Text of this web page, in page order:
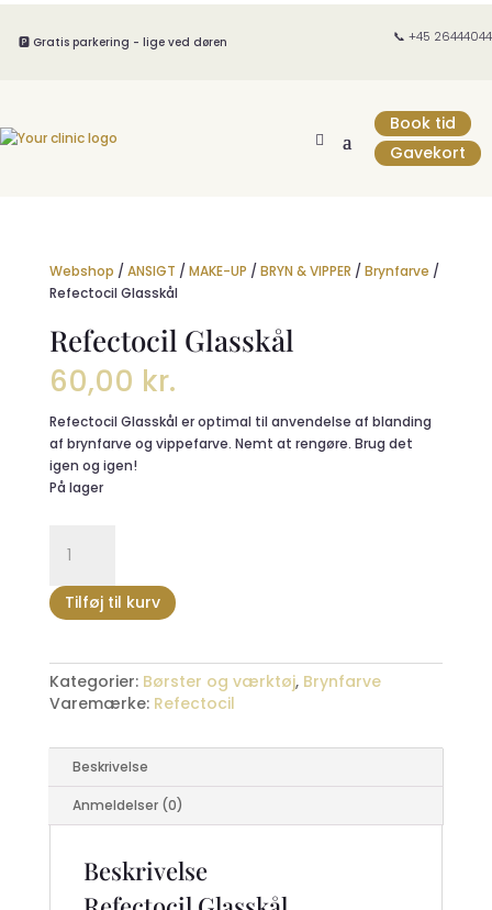
🅿️ Gratis parkering - lige ved døren 📞 +45 26444044
Book tid
Gavekort
Webshop / ANSIGT / MAKE-UP / BRYN & VIPPER / Brynfarve /
Refectocil Glasskål
Refectocil Glasskål
60,00 kr.
Refectocil Glasskål er optimal til anvendelse af blanding
af brynfarve og vippefarve. Nemt at rengøre. Brug det
igen og igen!
På lager
Glasskål
Tilføj til kurv
Kategorier: Børster og værktøj, Brynfarve
Varemærke: Refectocil
Beskrivelse
Anmeldelser (0)
Beskrivelse